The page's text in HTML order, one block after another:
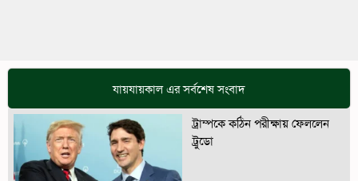
যায়যায়কাল এর সর্বশেষ সংবাদ
ট্রাম্পকে কঠিন পরীক্ষায় ফেললেন
ট্রুডো